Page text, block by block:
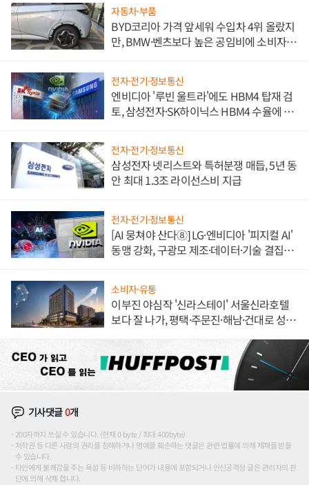
자동차·부품
BYD코리아 가격 앞세워 수입차 4위 올랐지
만, BMW·벤츠보다 높은 공임비에 소비자
전자·전기·정보통신
엔비디아 '루빈 울트라'에도 HBM4 탑재 검
토, 삼성전자·SK하이닉스 HBM4 수율에 주
전자·전기·정보통신
삼성전자 넷리스트와 특허분쟁 매듭, 5년 동
안 최대 1.3조 라이선스비 지급
전자·전기·정보통신
[AI 뭉쳐야 산다⑧] LG·엔비디아 '피지컬 AI'
동맹 강화, 구광모 제조·데이터·기술 결집
소비자·유통
이부진 야심작 '신라스테이' 서울신라호텔
보다 잘 나가, 평택·주문진·해남·건대로 성
기사댓글0개
200자까지 쓰실 수 있습니다. (현재 0 byte / 최대 400byte)
저작권 등 다른 사람의 권리를 침해하거나 명예를 훼손하는 댓글은 관련 법률에 의해 제재를 받을
수 있습니다.
타인에게 불쾌감을 주는 욕설 등 비하하는 단어가 내용에 포함되거나 인신공격성 글은 관리자의 판
단에 의해 삭제 합니다.